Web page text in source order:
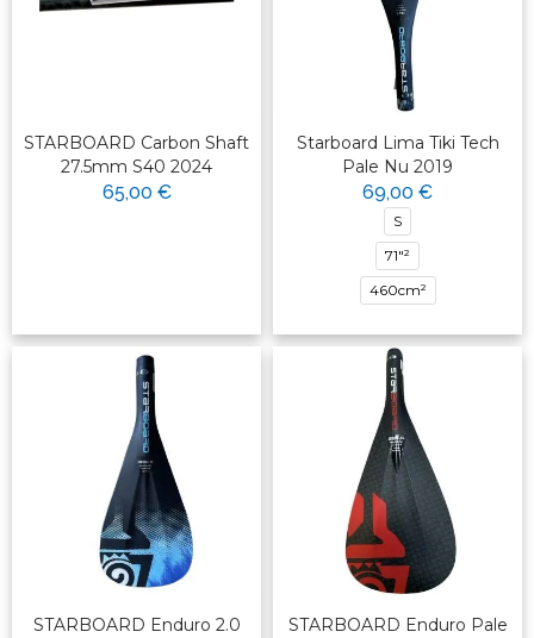
STARBOARD Carbon Shaft
27.5mm S40 2024
65,00 €
Starboard Lima Tiki Tech
Pale Nu 2019
69,00 €
S
71"²
460cm²
STARBOARD Enduro 2.0
STARBOARD Enduro Pale